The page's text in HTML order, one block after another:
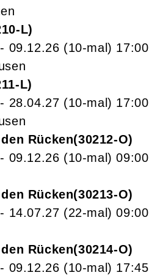
L
09.12.26 (10-mal) 17:00
L
28.04.27 (10-mal) 17:00
Rücken 30212-O
09.12.26 (10-mal)09:00
Rücken 30213-O
14.07.27 (22-mal)09:00
Rücken 30214-O
09.12.26 (10-mal) 17:45